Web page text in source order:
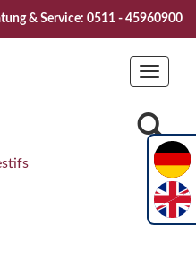
Sommerfest 2026" Vive la
& Service: 0511 - 45960900
Toggle